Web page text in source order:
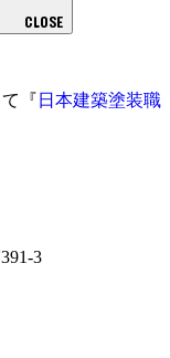
CLOSE
『 日本建築塗装職
3